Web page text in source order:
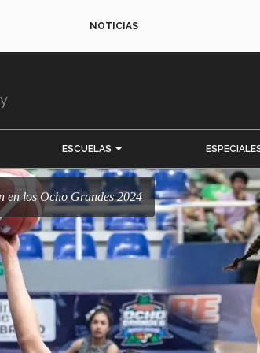
NOTICIAS
ESCUELAS
en los Ocho Grandes 2024